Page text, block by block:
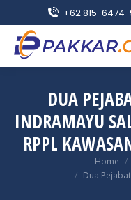
+62 815-
DUA
INDRAMAYU
RPPL
Home
Dua